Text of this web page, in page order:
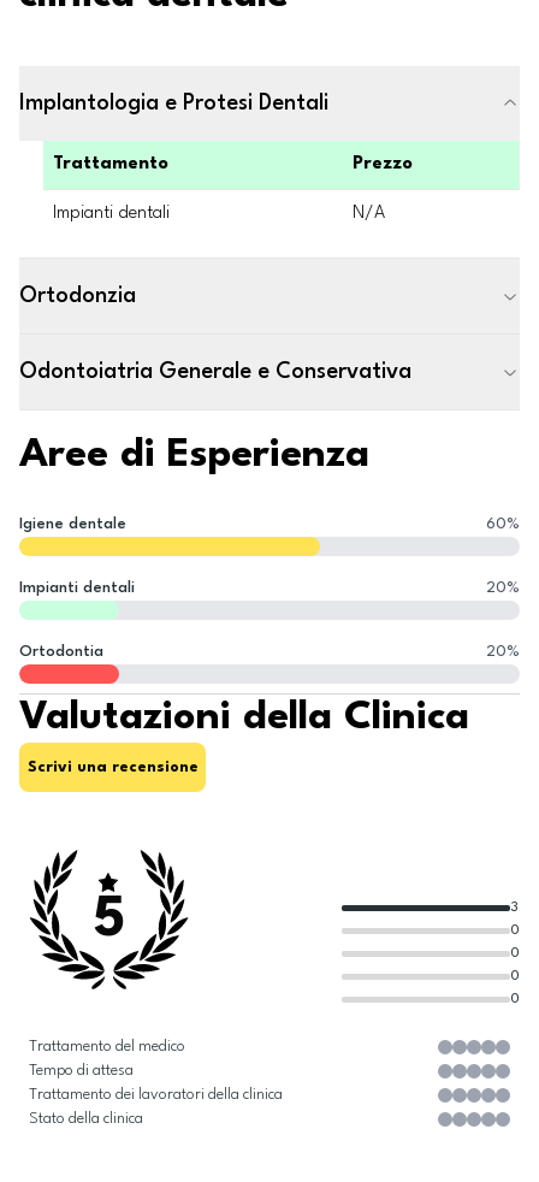
Implantologia e Protesi Dentali
Trattamento Prezzo
Impianti dentali N/A
Ortodonzia
Odontoiatria Generale e Conservativa
Aree di Esperienza
Igiene dentale 60%
Impianti dentali 20%
Ortodontia 20%
Valutazioni della Clinica
Scrivi una recensione
5
0
0
0
0
3
Trattamento del medico
Tempo di attesa
Trattamento dei lavoratori della clinica
Stato della clinica